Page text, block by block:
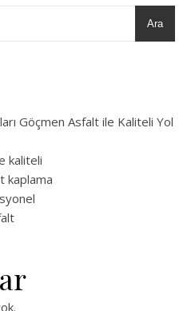
Ara
Göçmen Asfalt ile Kaliteli Yol
kaliteli
kaplama